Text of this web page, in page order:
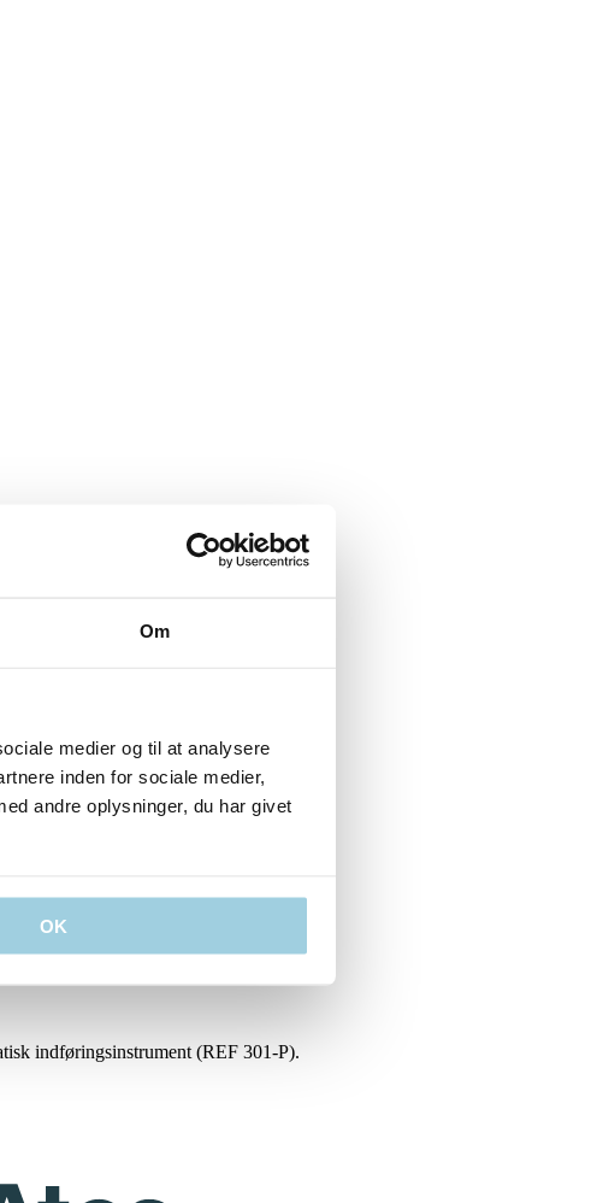
Om
medier og til at analysere
inden for sociale medier,
andre oplysninger, du har givet
OK
indføringsinstrument (REF 301-P).